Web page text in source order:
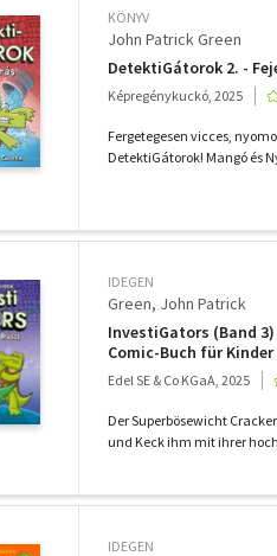
KÖNYV
John Patrick Green
DetektiGátorok 2. -
Képregénykuckó, 2025
Fergetegesen vicces,
DetektiGátorok! Mangó és
IDEGEN
Green, John Patrick
InvestiGators (Band
Comic-Buch für Kinder
Edel SE & Co KGaA, 2025
Der Superbösewicht
und Keck ihm mit ihrer
IDEGEN